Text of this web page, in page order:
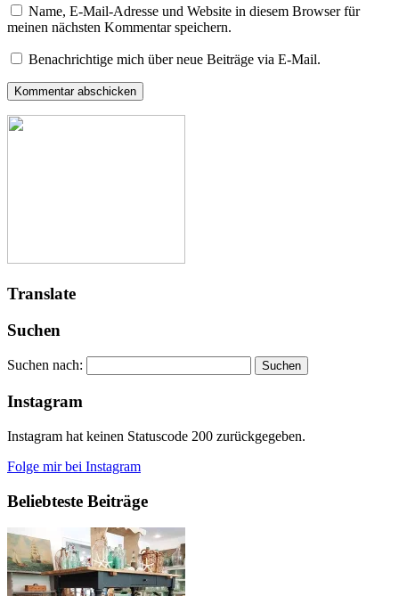
Name, E-Mail-Adresse und Website in diesem Browser für
meinen nächsten Kommentar speichern.
Benachrichtige mich über neue Beiträge via E-Mail.
Translate
Suchen
Suchen nach:
Instagram
Instagram hat keinen Statuscode 200 zurückgegeben.
Folge mir bei Instagram
Beliebteste Beiträge